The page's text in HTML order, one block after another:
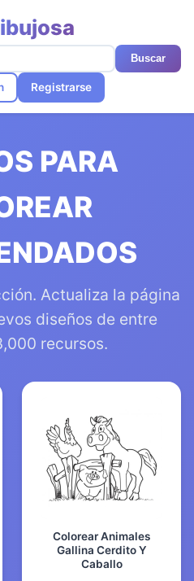
Buscar
Registrarse
PARA
Actualiza la página
diseños de entre
recursos.
Colorear Animales
Gallina Cerdito Y
Caballo